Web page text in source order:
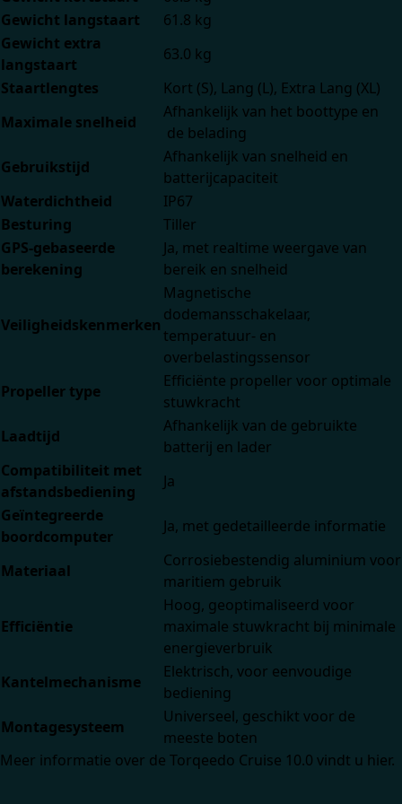
Gewicht langstaart
61.8 kg
Gewicht extra
langstaart
63.0 kg
Staartlengtes
Kort (S), Lang (L), Extra Lang (XL)
Maximale snelheid
Afhankelijk van het boottype en
de belading
Gebruikstijd
Afhankelijk van snelheid en
batterijcapaciteit
Waterdichtheid
IP67
Besturing
Tiller
GPS-gebaseerde
berekening
Ja, met realtime weergave van
bereik en snelheid
Veiligheidskenmerken
Magnetische
dodemansschakelaar,
temperatuur- en
overbelastingssensor
Propeller type
Efficiënte propeller voor optimale
stuwkracht
Laadtijd
Afhankelijk van de gebruikte
batterij en lader
Compatibiliteit met
afstandsbediening
Ja
Geïntegreerde
boordcomputer
Ja, met gedetailleerde informatie
Materiaal
Corrosiebestendig aluminium voor
maritiem gebruik
Efficiëntie
Hoog, geoptimaliseerd voor
maximale stuwkracht bij minimale
energieverbruik
Kantelmechanisme
Elektrisch, voor eenvoudige
bediening
Montagesysteem
Universeel, geschikt voor de
meeste boten
Meer informatie over de Torqeedo Cruise 10.0 vindt u hier.